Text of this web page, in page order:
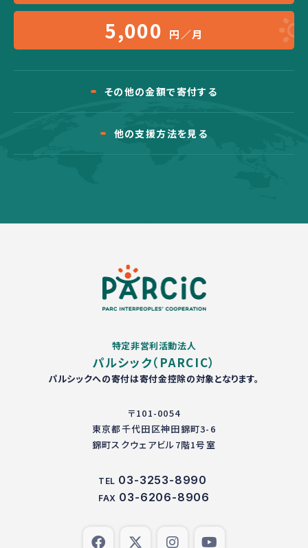
5,000 円／月
その他の金額で寄付する
他の支援方法を見る
特定非営利活動法人
パルシック（PARCIC）
パルシックへの寄付は寄付金控除の対象となります。
〒101-0054
東京都千代田区神田錦町3-6
錦町スクウェアビル7階1号室
TEL 03-3253-8990
FAX 03-6206-8906